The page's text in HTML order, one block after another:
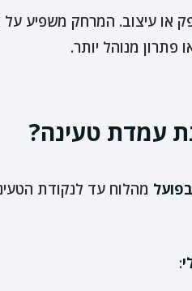
או עיצוב. המרחק משפיע
פתרון מנוהל יותר.
עמדת טעינה?
מהלוח עד לנקודת
: